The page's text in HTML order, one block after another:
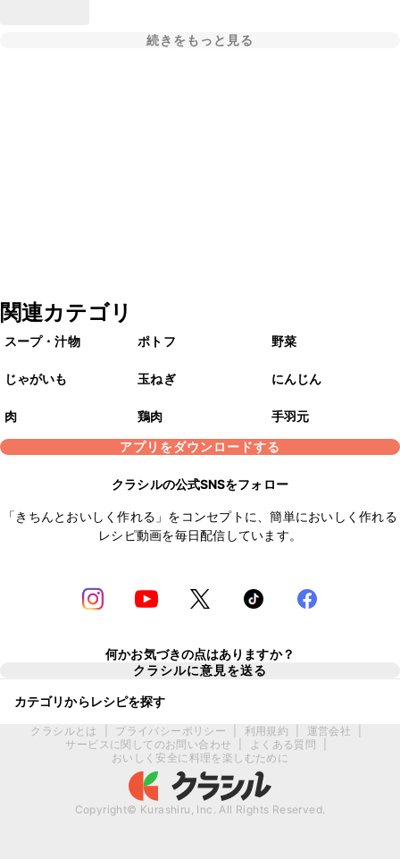
続きをもっと見る
関連カテゴリ
スープ・汁物 ポトフ 野菜
じゃがいも 玉ねぎ にんじん
肉 鶏肉
手羽元
アプリをダウンロードする
クラシルの公式SNSをフォロー
「きちんとおいしく作れる」をコンセプトに、簡単においしく作れる
レシピ動画を毎日配信しています。
何かお気づきの点はありますか？
クラシルに意見を送る
カテゴリからレシピを探す
クラシルとは プライバシーポリシー 利用規約 運営会社
サービスに関してのお問い合わせ
よくある質問
おいしく安全に料理を楽しむために
Copyright© Kurashiru, Inc. All Rights Reserved.